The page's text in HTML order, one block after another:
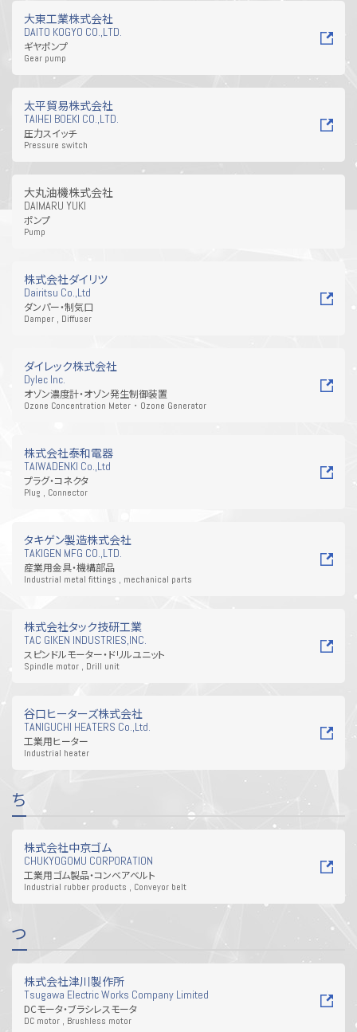
大東工業株式会社
DAITO KOGYO CO.,LTD.
ギヤポンプ
Gear pump
太平貿易株式会社
TAIHEI BOEKI CO.,LTD.
圧力スイッチ
Pressure switch
大丸油機株式会社
DAIMARU YUKI
ポンプ
Pump
株式会社ダイリツ
Dairitsu Co.,Ltd
ダンパー・制気口
Damper , Diffuser
ダイレック株式会社
Dylec Inc.
オゾン濃度計・オゾン発生制御装置
Ozone Concentration Meter・Ozone Generator
株式会社泰和電器
TAIWADENKI Co.,Ltd
プラグ・コネクタ
Plug , Connector
タキゲン製造株式会社
TAKIGEN MFG CO.,LTD.
産業用金具・機構部品
Industrial metal fittings , mechanical parts
株式会社タック技研工業
TAC GIKEN INDUSTRIES,INC.
スピンドルモーター・ドリルユニット
Spindle motor , Drill unit
谷口ヒーターズ株式会社
TANIGUCHI HEATERS Co.,Ltd.
工業用ヒーター
Industrial heater
ち
株式会社中京ゴム
CHUKYOGOMU CORPORATION
工業用ゴム製品・コンベアベルト
Industrial rubber products , Conveyor belt
つ
株式会社津川製作所
Tsugawa Electric Works Company Limited
DCモータ・ブラシレスモータ
DC motor , Brushless motor